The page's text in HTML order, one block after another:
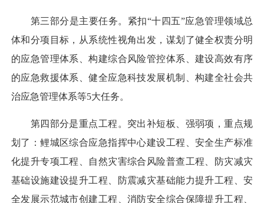
第三部分是主要任务。紧扣“十四五”应急管理领域总
体和分项目标，从系统性视角出发，谋划了健全权责分明
的应急管理体系、构建综合风险管控体系、建设高效有序
的应急救援体系、健全应急科技发展机制、构建全社会共
治应急管理体系等5大任务。
第四部分是重点工程。突出补短板、强弱项，重点规
划了：鲤城区综合应急指挥中心建设工程、安全生产标准
化提升专项工程、自然灾害综合风险普查工程、防灾减灾
基础设施建设提升工程、防震减灾基础能力提升工程、安
全发展示范城市创建工程、消防安全综合保障提升工程、